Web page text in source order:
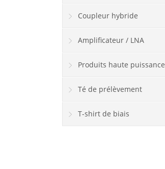
Coupleur hybride
Amplificateur / LNA
Produits haute puissance
Té de prélèvement
T-shirt de biais